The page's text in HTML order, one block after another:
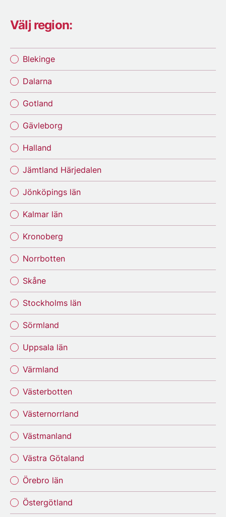
Välj region:
Blekinge
Dalarna
Gotland
Gävleborg
Halland
Jämtland Härjedalen
Jönköpings län
Kalmar län
Kronoberg
Norrbotten
Skåne
Stockholms län
Sörmland
Uppsala län
Värmland
Västerbotten
Västernorrland
Västmanland
Västra Götaland
Örebro län
Östergötland